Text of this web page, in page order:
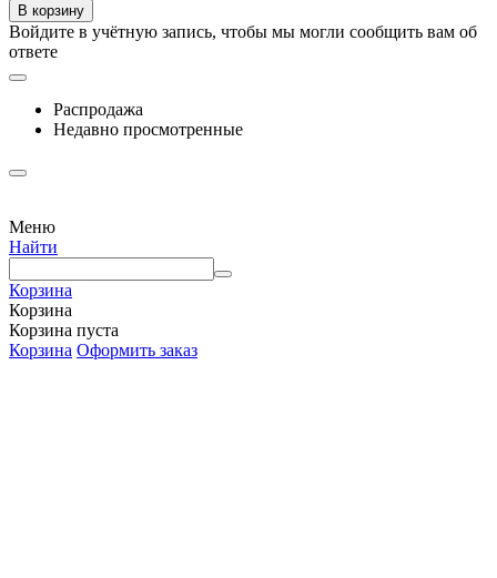
В корзину
Войдите в учётную запись, чтобы мы могли сообщить вам об
ответе
Распродажа
Недавно просмотренные
Меню
Найти
Корзина
Корзина
Корзина пуста
Корзина Оформить заказ